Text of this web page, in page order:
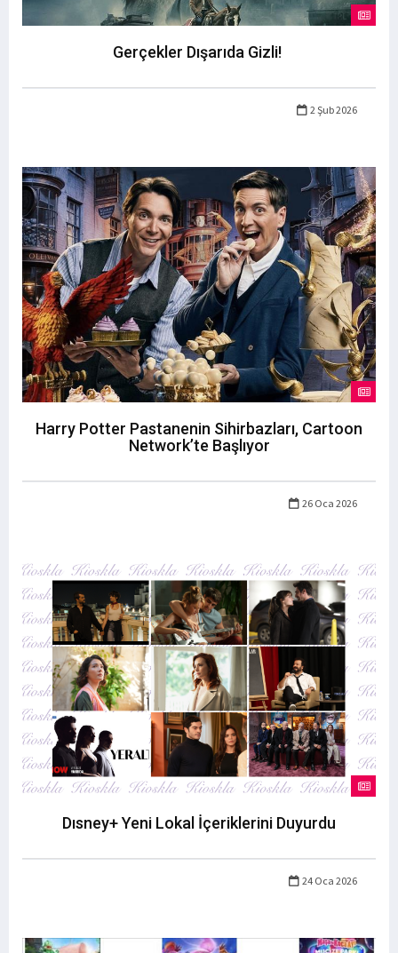
Gerçekler Dışarıda Gizli!
2 Şub 2026
Harry Potter Pastanenin Sihirbazları, Cartoon
Network’te Başlıyor
26 Oca 2026
Dısney+ Yeni Lokal İçeriklerini Duyurdu
24 Oca 2026